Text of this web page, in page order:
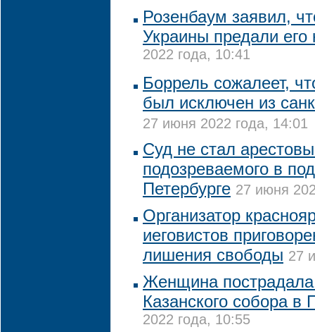
Розенбаум заявил,
Украины предали его
2022 года, 10:41
Боррель сожалеет,
был исключен из
27 июня 2022 года, 14:01
Суд не стал
подозреваемого в
Петербурге 27 июня
Организатор
иеговистов
лишения свободы 27
Женщина пострадала
Казанского собора в
2022 года, 10:55